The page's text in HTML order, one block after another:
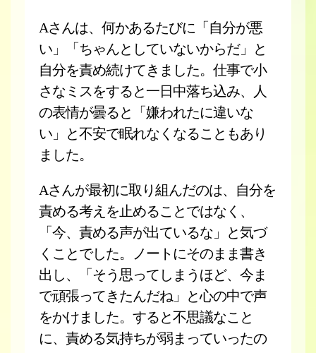
Aさんは、何かあるたびに「自分が悪
い」「ちゃんとしていないからだ」と
自分を責め続けてきました。仕事で小
さなミスをすると一日中落ち込み、人
の表情が曇ると「嫌われたに違いな
い」と不安で眠れなくなることもあり
ました。
Aさんが最初に取り組んだのは、自分を
責める考えを止めることではなく、
「今、責める声が出ているな」と気づ
くことでした。ノートにそのまま書き
出し、「そう思ってしまうほど、今ま
で頑張ってきたんだね」と心の中で声
をかけました。すると不思議なこと
に、責める気持ちが弱まっていったの